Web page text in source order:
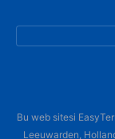
Bu web sitesi
Leeuwarden,